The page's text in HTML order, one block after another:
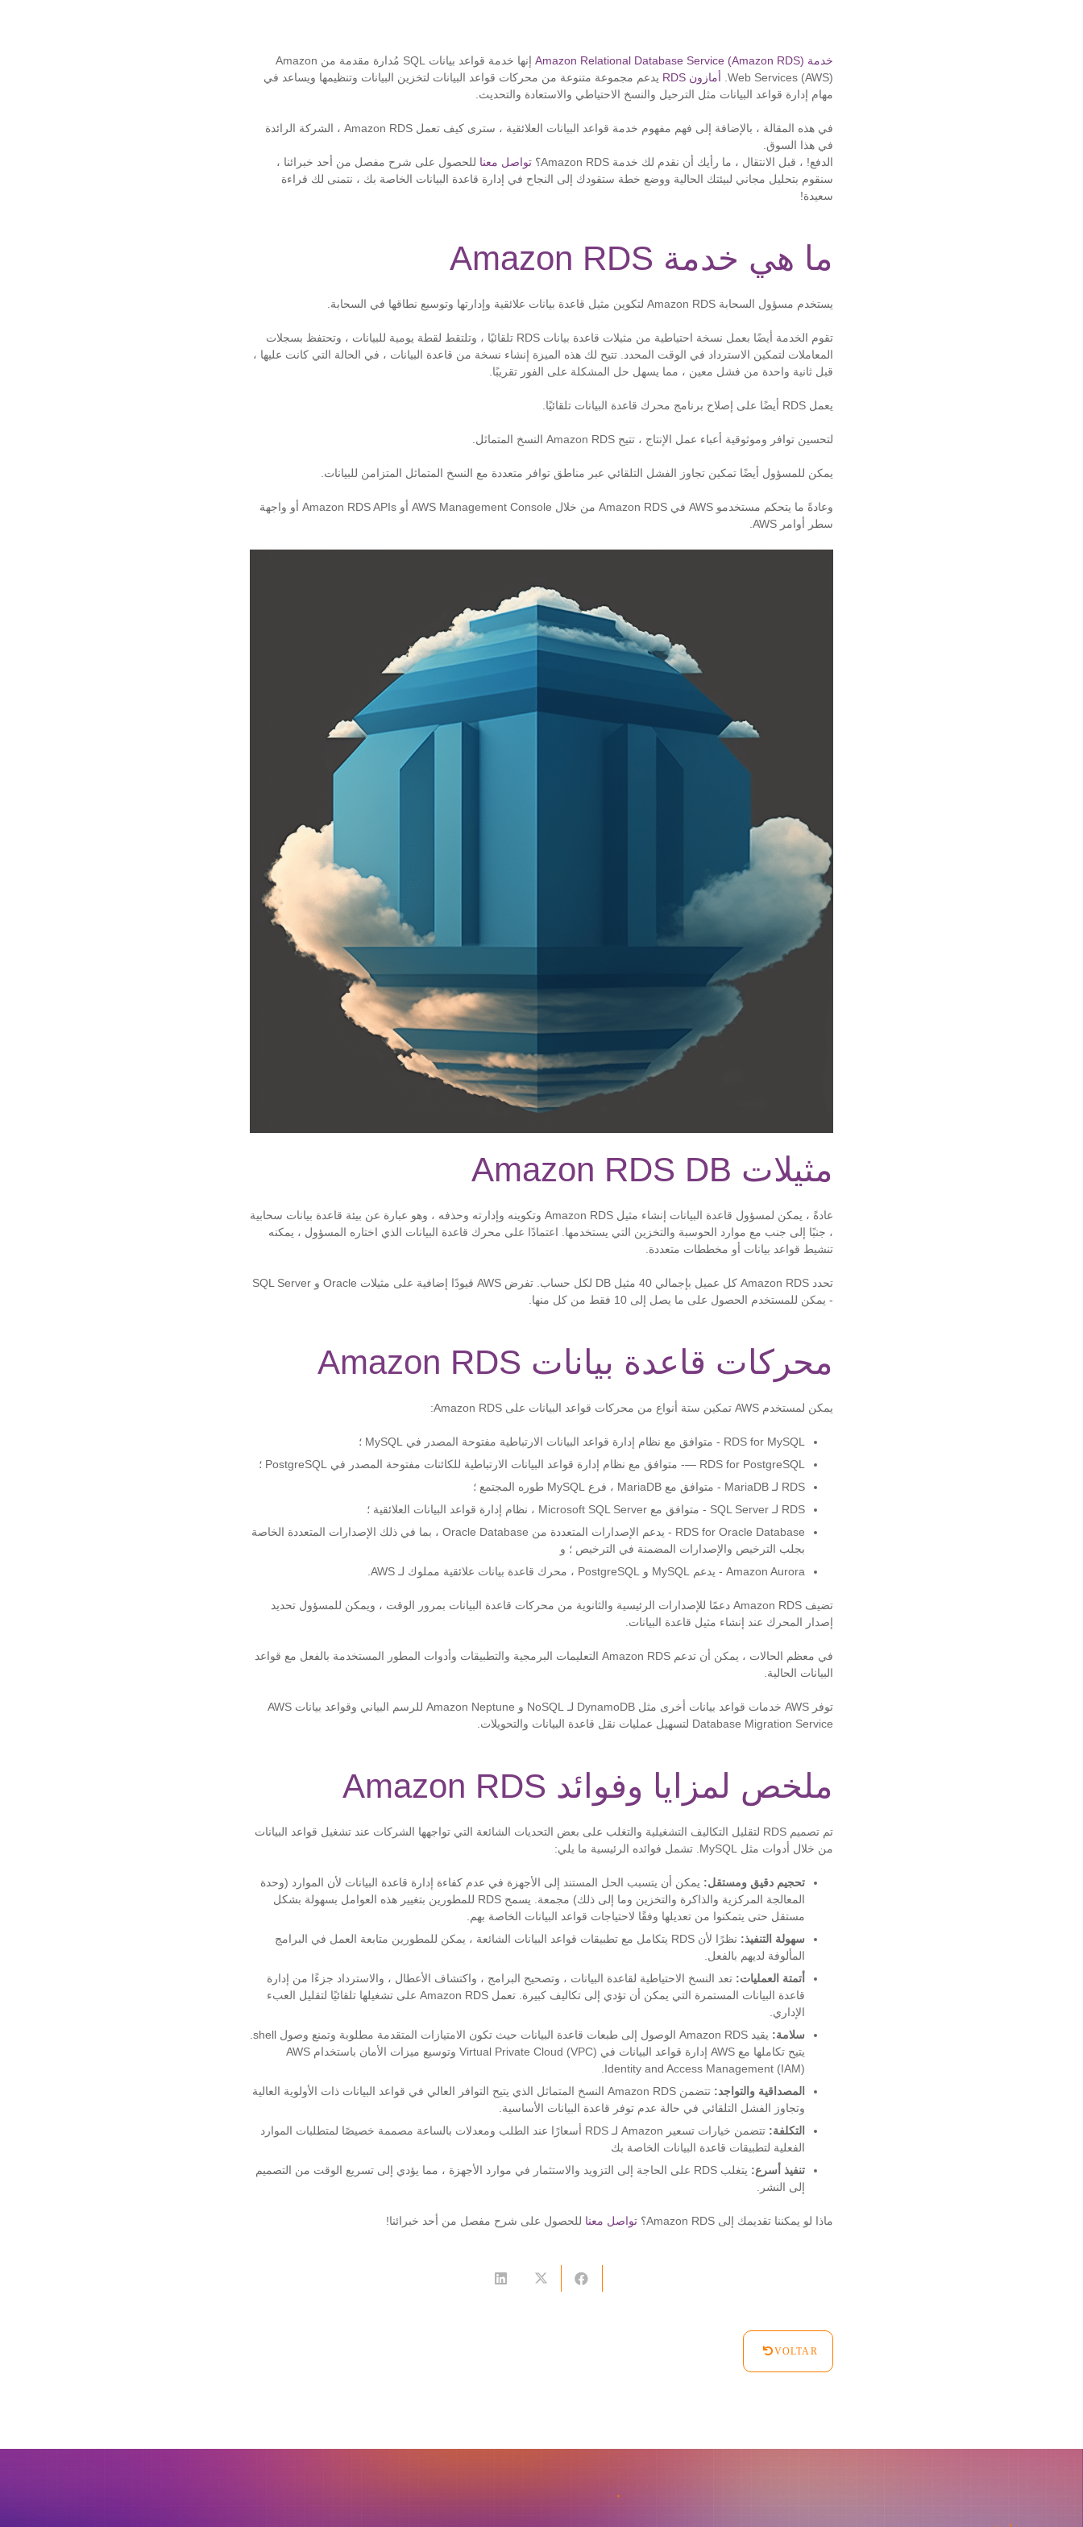
خدمة Amazon Relational Database Service (Amazon RDS)
إنها خدمة قواعد بيانات SQL مُدارة مقدمة من Amazon
Web Services (AWS). أمازون RDS
يدعم مجموعة متنوعة من محركات قواعد البيانات لتخزين البيانات وتنظيمها ويساعد في
مهام إدارة قواعد البيانات مثل الترحيل والنسخ الاحتياطي والاستعادة والتحديث.
في هذه المقالة ، بالإضافة إلى فهم مفهوم خدمة قواعد البيانات العلائقية ، سترى كيف تعمل Amazon RDS ، الشركة الرائدة
في هذا السوق.
الدفع! ، قبل الانتقال ، ما رأيك أن نقدم لك خدمة Amazon RDS؟
تواصل معنا للحصول على شرح مفصل من أحد خبرائنا ،
سنقوم بتحليل مجاني لبيئتك الحالية ووضع خطة ستقودك إلى النجاح في إدارة قاعدة البيانات الخاصة بك ، نتمنى لك قراءة
سعيدة!
ما هي خدمة Amazon RDS
يستخدم مسؤول السحابة Amazon RDS لتكوين مثيل قاعدة بيانات علائقية وإدارتها وتوسيع نطاقها في السحابة.
تقوم الخدمة أيضًا بعمل نسخة احتياطية من مثيلات قاعدة بيانات RDS تلقائيًا ، وتلتقط لقطة يومية للبيانات ، وتحتفظ بسجلات
المعاملات لتمكين الاسترداد في الوقت المحدد. تتيح لك هذه الميزة إنشاء نسخة من قاعدة البيانات ، في الحالة التي كانت عليها ،
قبل ثانية واحدة من فشل معين ، مما يسهل حل المشكلة على الفور تقريبًا.
يعمل RDS أيضًا على إصلاح برنامج محرك قاعدة البيانات تلقائيًا.
لتحسين توافر وموثوقية أعباء عمل الإنتاج ، تتيح Amazon RDS النسخ المتماثل.
يمكن للمسؤول أيضًا تمكين تجاوز الفشل التلقائي عبر مناطق توافر متعددة مع النسخ المتماثل المتزامن للبيانات.
وعادةً ما يتحكم مستخدمو AWS في Amazon RDS من خلال AWS Management Console أو Amazon RDS APIs أو واجهة
سطر أوامر AWS.
مثيلات Amazon RDS DB
عادةً ، يمكن لمسؤول قاعدة البيانات إنشاء مثيل Amazon RDS وتكوينه وإدارته وحذفه ، وهو عبارة عن بيئة قاعدة بيانات سحابية
، جنبًا إلى جنب مع موارد الحوسبة والتخزين التي يستخدمها. اعتمادًا على محرك قاعدة البيانات الذي اختاره المسؤول ، يمكنه
تنشيط قواعد بيانات أو مخططات متعددة.
تحدد Amazon RDS كل عميل بإجمالي 40 مثيل DB لكل حساب. تفرض AWS قيودًا إضافية على مثيلات Oracle و SQL Server
- يمكن للمستخدم الحصول على ما يصل إلى 10 فقط من كل منها.
محركات قاعدة بيانات Amazon RDS
يمكن لمستخدم AWS تمكين ستة أنواع من محركات قواعد البيانات على Amazon RDS:
RDS for MySQL - متوافق مع نظام إدارة قواعد البيانات الارتباطية مفتوحة المصدر في MySQL ؛
RDS for PostgreSQL —- متوافق مع نظام إدارة قواعد البيانات الارتباطية للكائنات مفتوحة المصدر في PostgreSQL ؛
RDS لـ MariaDB - متوافق مع MariaDB ، فرع MySQL طوره المجتمع ؛
RDS لـ SQL Server - متوافق مع Microsoft SQL Server ، نظام إدارة قواعد البيانات العلائقية ؛
RDS for Oracle Database - يدعم الإصدارات المتعددة من Oracle Database ، بما في ذلك الإصدارات المتعددة الخاصة
بجلب الترخيص والإصدارات المضمنة في الترخيص ؛ و
Amazon Aurora - يدعم MySQL و PostgreSQL ، محرك قاعدة بيانات علائقية مملوك لـ AWS.
تضيف Amazon RDS دعمًا للإصدارات الرئيسية والثانوية من محركات قاعدة البيانات بمرور الوقت ، ويمكن للمسؤول تحديد
إصدار المحرك عند إنشاء مثيل قاعدة البيانات.
في معظم الحالات ، يمكن أن تدعم Amazon RDS التعليمات البرمجية والتطبيقات وأدوات المطور المستخدمة بالفعل مع قواعد
البيانات الحالية.
توفر AWS خدمات قواعد بيانات أخرى مثل DynamoDB لـ NoSQL و Amazon Neptune للرسم البياني وقواعد بيانات AWS
Database Migration Service لتسهيل عمليات نقل قاعدة البيانات والتحويلات.
ملخص لمزايا وفوائد Amazon RDS
تم تصميم RDS لتقليل التكاليف التشغيلية والتغلب على بعض التحديات الشائعة التي تواجهها الشركات عند تشغيل قواعد البيانات
من خلال أدوات مثل MySQL. تشمل فوائده الرئيسية ما يلي:
تحجيم دقيق ومستقل: يمكن أن يتسبب الحل المستند إلى الأجهزة في عدم كفاءة إدارة قاعدة البيانات لأن الموارد (وحدة
المعالجة المركزية والذاكرة والتخزين وما إلى ذلك) مجمعة. يسمح RDS للمطورين بتغيير هذه العوامل بسهولة بشكل
مستقل حتى يتمكنوا من تعديلها وفقًا لاحتياجات قواعد البيانات الخاصة بهم.
سهولة التنفيذ:
نظرًا لأن RDS يتكامل مع تطبيقات قواعد البيانات الشائعة ، يمكن للمطورين متابعة العمل في البرامج
المألوفة لديهم بالفعل.
أتمتة العمليات: تعد النسخ الاحتياطية لقاعدة البيانات ، وتصحيح البرامج ، واكتشاف الأعطال ، والاسترداد جزءًا من إدارة
قاعدة البيانات المستمرة التي يمكن أن تؤدي إلى تكاليف كبيرة. تعمل Amazon RDS على تشغيلها تلقائيًا لتقليل العبء
الإداري.
سلامة:
يتيح تكاملها مع AWS إدارة قواعد البيانات في Virtual Private Cloud (VPC) وتوسيع ميزات الأمان باستخدام AWS
Identity and Access Management (IAM).
المصداقية والتواجد:
تتضمن Amazon RDS النسخ المتماثل الذي يتيح التوافر العالي في قواعد البيانات ذات الأولوية العالية
وتجاوز الفشل التلقائي في حالة عدم توفر قاعدة البيانات الأساسية.
التكلفة:
تتضمن خيارات تسعير Amazon لـ RDS أسعارًا عند الطلب ومعدلات بالساعة مصممة خصيصًا لمتطلبات الموارد
الفعلية لتطبيقات قاعدة البيانات الخاصة بك
تنفيذ أسرع:
يتغلب RDS على الحاجة إلى التزويد والاستثمار في موارد الأجهزة ، مما يؤدي إلى تسريع الوقت من التصميم
إلى النشر.
ماذا لو يمكننا تقديمك إلى Amazon RDS؟ تواصل معنا للحصول على شرح مفصل من أحد خبرائنا!
VOLTAR